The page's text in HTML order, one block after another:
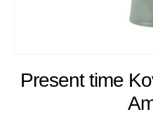
Present time